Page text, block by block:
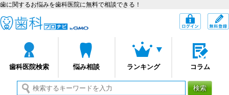
歯に関するお悩みを歯科医院に無料で相談できる！
歯科医院検索 悩み相談 ランキング コラム
ログイン
検索